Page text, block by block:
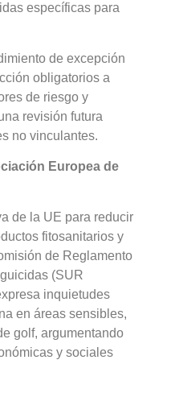
específicas para
de excepción
obligatorios a
de riesgo y
revisión futura
no vinculantes.
Europea de
de la UE para reducir
fitosanitarios y
de Reglamento
(SUR
inquietudes
en áreas sensibles,
golf, argumentando
y sociales